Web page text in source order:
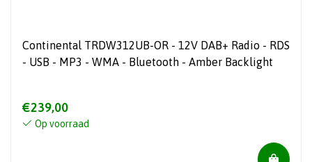
Continental TRDW312UB-OR - 12V DAB+ Radio - RDS
- USB - MP3 - WMA - Bluetooth - Amber Backlight
€239,00
Op voorraad